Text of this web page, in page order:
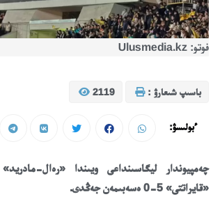
فوتو: Ulusmedia.kz
باسىپ شىعارۋ : 2119
ءبولىسۋ:
چەمپيوندار ليگاسىنداعى ويىندا «رەال-مادريد»
«قايراتتى» 5-0 ەسەبىمەن جەڭدى.